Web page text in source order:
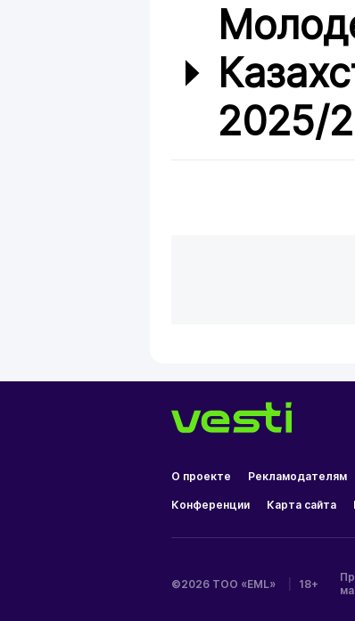
2025/
О проекте Рекламодателям
Конференции Карта сайта
©2026 ТОО «EML» 18+